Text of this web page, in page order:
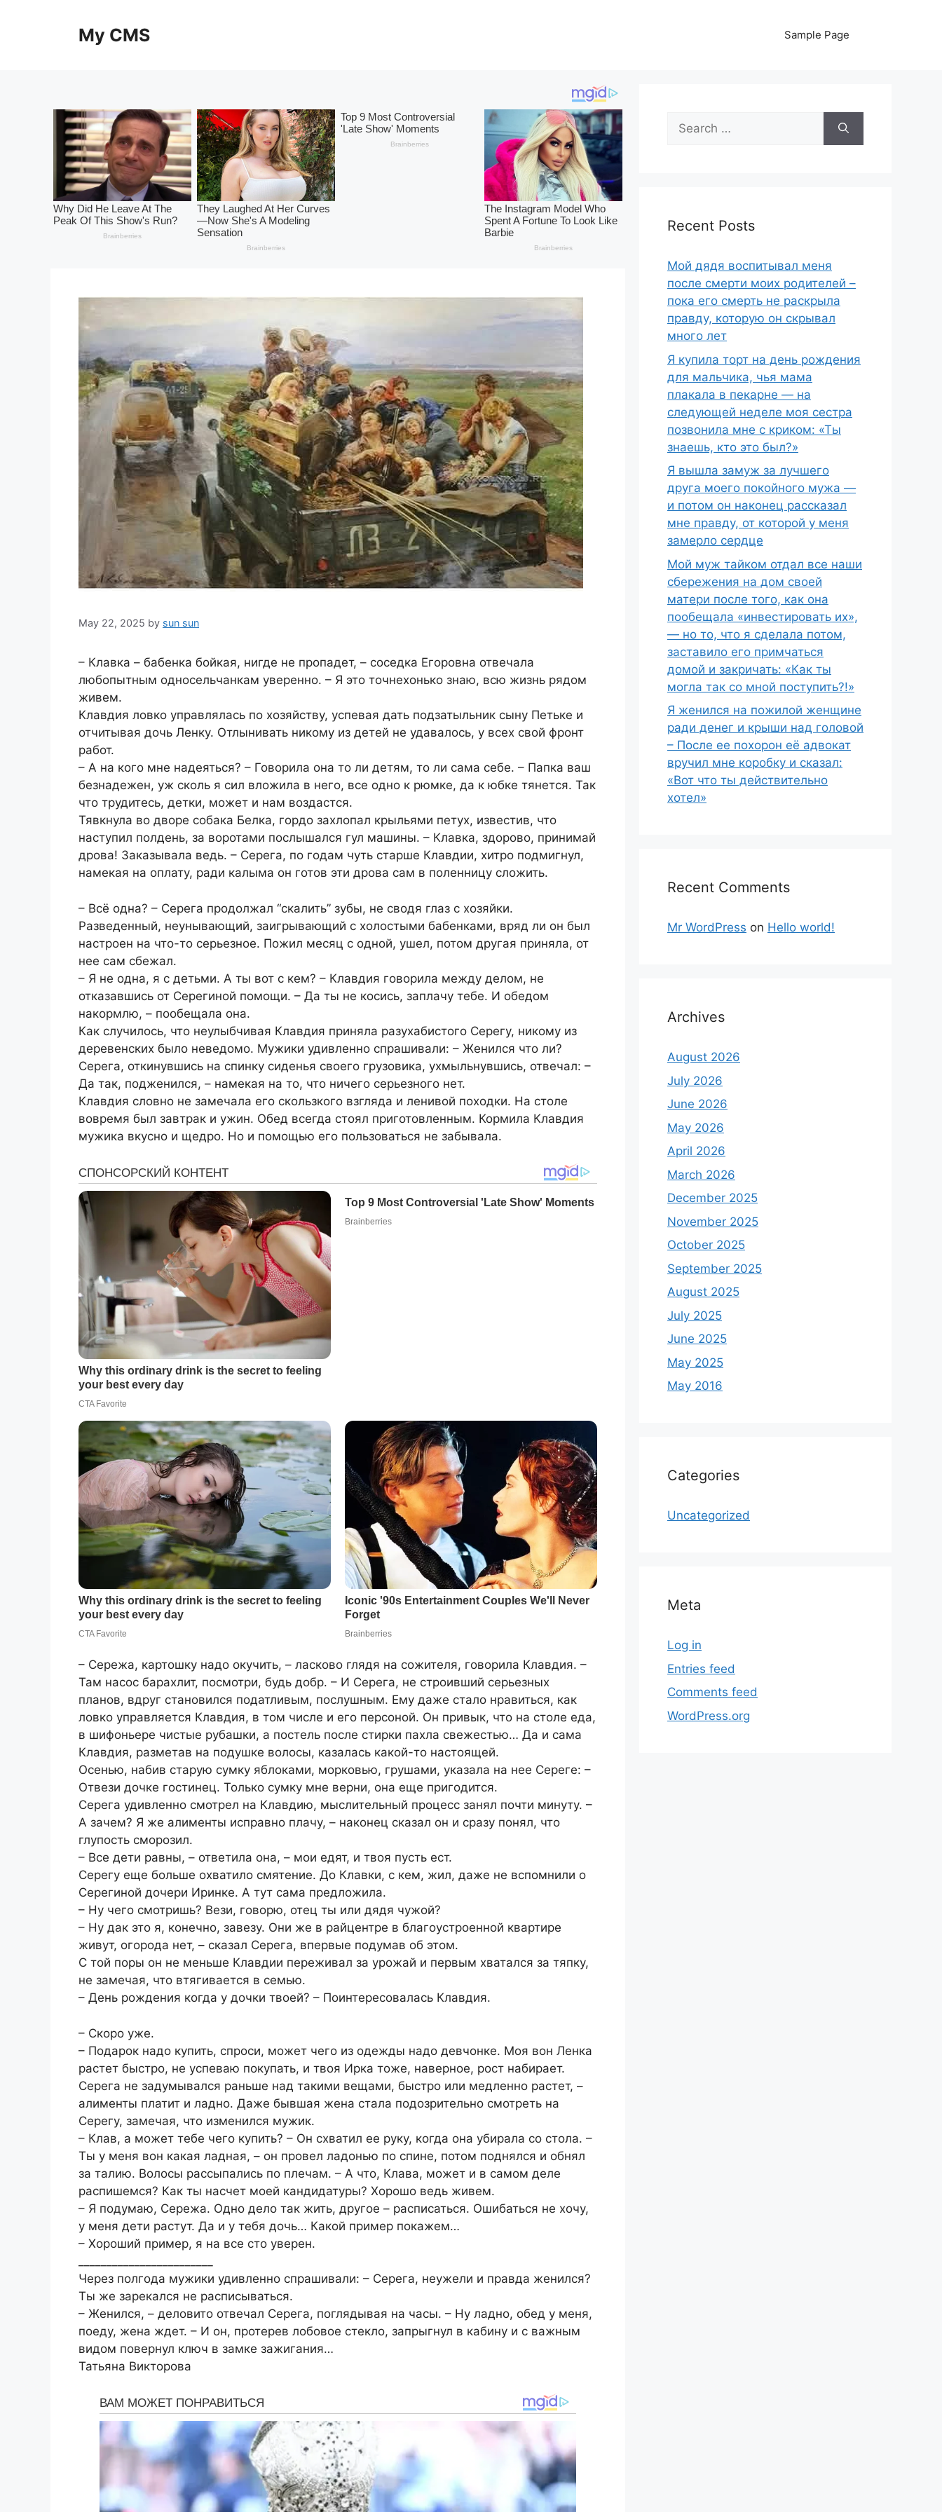
My CMS Sample Page
May 22, 2025 by sun sun
– Клавка – бабенка бойкая, нигде не пропадет, – соседка Егоровна отвечала
любопытным односельчанкам уверенно. – Я это точнехонько знаю, всю жизнь рядом
живем.
Клавдия ловко управлялась по хозяйству, успевая дать подзатыльник сыну Петьке и
отчитывая дочь Ленку. Отлынивать никому из детей не удавалось, у всех свой фронт
работ.
– А на кого мне надеяться? – Говорила она то ли детям, то ли сама себе. – Папка ваш
безнадежен, уж сколь я сил вложила в него, все одно к рюмке, да к юбке тянется. Так
что трудитесь, детки, может и нам воздастся.
Тявкнула во дворе собака Белка, гордо захлопал крыльями петух, известив, что
наступил полдень, за воротами послышался гул машины. – Клавка, здорово, принимай
дрова! Заказывала ведь. – Серега, по годам чуть старше Клавдии, хитро подмигнул,
намекая на оплату, ради калыма он готов эти дрова сам в поленницу сложить.
– Всё одна? – Серега продолжал “скалить” зубы, не сводя глаз с хозяйки.
Разведенный, неунывающий, заигрывающий с холостыми бабенками, вряд ли он был
настроен на что-то серьезное. Пожил месяц с одной, ушел, потом другая приняла, от
нее сам сбежал.
– Я не одна, я с детьми. А ты вот с кем? – Клавдия говорила между делом, не
отказавшись от Серегиной помощи. – Да ты не косись, заплачу тебе. И обедом
накормлю, – пообещала она.
Как случилось, что неулыбчивая Клавдия приняла разухабистого Серегу, никому из
деревенских было неведомо. Мужики удивленно спрашивали: – Женился что ли?
Серега, откинувшись на спинку сиденья своего грузовика, ухмыльнувшись, отвечал: –
Да так, подженился, – намекая на то, что ничего серьезного нет.
Клавдия словно не замечала его скользкого взгляда и ленивой походки. На столе
вовремя был завтрак и ужин. Обед всегда стоял приготовленным. Кормила Клавдия
мужика вкусно и щедро. Но и помощью его пользоваться не забывала.
– Сережа, картошку надо окучить, – ласково глядя на сожителя, говорила Клавдия. –
Там насос барахлит, посмотри, будь добр. – И Серега, не строивший серьезных
планов, вдруг становился податливым, послушным. Ему даже стало нравиться, как
ловко управляется Клавдия, в том числе и его персоной. Он привык, что на столе еда,
в шифоньере чистые рубашки, а постель после стирки пахла свежестью… Да и сама
Клавдия, разметав на подушке волосы, казалась какой-то настоящей.
Осенью, набив старую сумку яблоками, морковью, грушами, указала на нее Сереге: –
Отвези дочке гостинец. Только сумку мне верни, она еще пригодится.
Серега удивленно смотрел на Клавдию, мыслительный процесс занял почти минуту. –
А зачем? Я же алименты исправно плачу, – наконец сказал он и сразу понял, что
глупость сморозил.
– Все дети равны, – ответила она, – мои едят, и твоя пусть ест.
Серегу еще больше охватило смятение. До Клавки, с кем, жил, даже не вспомнили о
Серегиной дочери Иринке. А тут сама предложила.
– Ну чего смотришь? Вези, говорю, отец ты или дядя чужой?
– Ну дак это я, конечно, завезу. Они же в райцентре в благоустроенной квартире
живут, огорода нет, – сказал Серега, впервые подумав об этом.
С той поры он не меньше Клавдии переживал за урожай и первым хватался за тяпку,
не замечая, что втягивается в семью.
– День рождения когда у дочки твоей? – Поинтересовалась Клавдия.
– Скоро уже.
– Подарок надо купить, спроси, может чего из одежды надо девчонке. Моя вон Ленка
растет быстро, не успеваю покупать, и твоя Ирка тоже, наверное, рост набирает.
Серега не задумывался раньше над такими вещами, быстро или медленно растет, –
алименты платит и ладно. Даже бывшая жена стала подозрительно смотреть на
Серегу, замечая, что изменился мужик.
– Клав, а может тебе чего купить? – Он схватил ее руку, когда она убирала со стола. –
Ты у меня вон какая ладная, – он провел ладонью по спине, потом поднялся и обнял
за талию. Волосы рассыпались по плечам. – А что, Клава, может и в самом деле
распишемся? Как ты насчет моей кандидатуры? Хорошо ведь живем.
– Я подумаю, Сережа. Одно дело так жить, другое – расписаться. Ошибаться не хочу,
у меня дети растут. Да и у тебя дочь… Какой пример покажем…
– Хороший пример, я на все сто уверен.
Через полгода мужики удивленно спрашивали: – Серега, неужели и правда женился?
Ты же зарекался не расписываться.
– Женился, – деловито отвечал Серега, поглядывая на часы. – Ну ладно, обед у меня,
поеду, жена ждет. – И он, протерев лобовое стекло, запрыгнул в кабину и с важным
видом повернул ключ в замке зажигания…
Татьяна Викторова
Search
for:
Recent Posts
Мой дядя воспитывал меня
после смерти моих родителей –
пока его смерть не раскрыла
правду, которую он скрывал
много лет
Я купила торт на день рождения
для мальчика, чья мама
плакала в пекарне — на
следующей неделе моя сестра
позвонила мне с криком: «Ты
знаешь, кто это был?»
Я вышла замуж за лучшего
друга моего покойного мужа —
и потом он наконец рассказал
мне правду, от которой у меня
замерло сердце
Мой муж тайком отдал все наши
сбережения на дом своей
матери после того, как она
пообещала «инвестировать их»,
— но то, что я сделала потом,
заставило его примчаться
домой и закричать: «Как ты
могла так со мной поступить?!»
Я женился на пожилой женщине
ради денег и крыши над головой
– После ее похорон её адвокат
вручил мне коробку и сказал:
«Вот что ты действительно
хотел»
Recent Comments
Mr WordPress on Hello world!
Archives
August 2026
July 2026
June 2026
May 2026
April 2026
March 2026
December 2025
November 2025
October 2025
September 2025
August 2025
July 2025
June 2025
May 2025
May 2016
Categories
Uncategorized
Meta
Log in
Entries feed
Comments feed
WordPress.org